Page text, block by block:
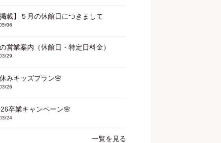
載】５月の休館日につきまして
06
営業案内（休館日・特定日料金）
29
みキッズプラン🌸
26
卒業キャンペーン🌸
24
一覧を見る